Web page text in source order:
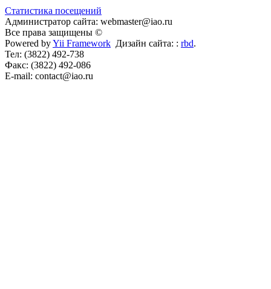
Статистика посещений
Администратор сайта: webmaster@iao.ru
Все права защищены ©
Powered byYii Framework Дизайн сайта: : rbd.
Тел: (3822) 492-738
Факс: (3822) 492-086
E-mail: contact@iao.ru